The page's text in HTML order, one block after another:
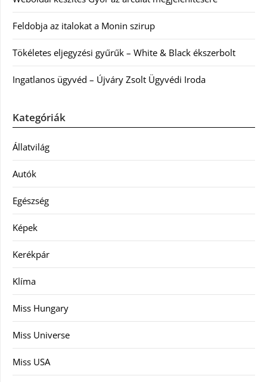
Feldobja az italokat a Monin szirup
Tökéletes eljegyzési gyűrűk – White & Black ékszerbolt
Ingatlanos ügyvéd – Újváry Zsolt Ügyvédi Iroda
Kategóriák
Állatvilág
Autók
Egészség
Képek
Kerékpár
Klíma
Miss Hungary
Miss Universe
Miss USA